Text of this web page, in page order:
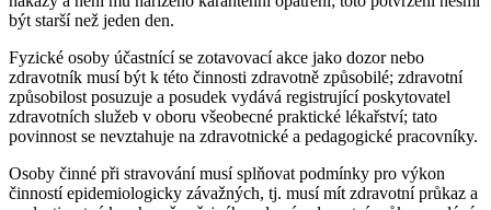
být starší než jeden den.
Fyzické osoby účastnící se zotavovací akce jako dozor nebo
zdravotník musí být k této činnosti zdravotně způsobilé; zdravotní
způsobilost posuzuje a posudek vydává registrující poskytovatel
zdravotních služeb v oboru všeobecné praktické lékařství; tato
povinnost se nevztahuje na zdravotnické a pedagogické pracovníky.
Osoby činné při stravování musí splňovat podmínky pro výkon
činností epidemiologicky závažných, tj. musí mít zdravotní průkaz a